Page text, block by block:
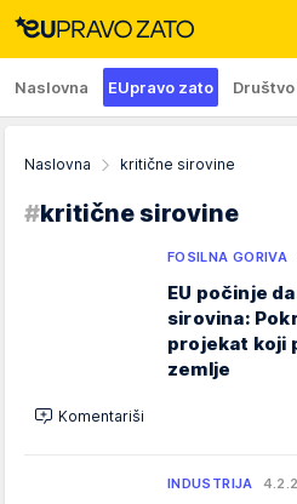
Naslovna EUpravo zato Društvo
Naslovna kritične sirovine
#kritične sirovine
FOSILNA GORIVA
EU počinje
sirovina:
projekat koji
zemlje
Komentariši
INDUSTRIJA